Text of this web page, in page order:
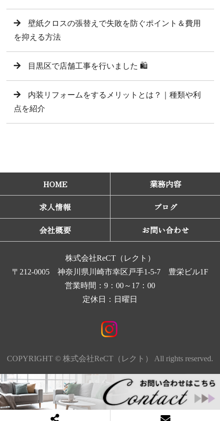
壁紙クロスの張替えで失敗を防ぐポイント＆費用
を抑える方法
目黒区で店舗工事を行いました 🛍️
内装リフォームをするメリットとは？｜種類や利
点を紹介
HOME
業務内容
求人情報
ブログ
会社概要
お問い合わせ
株式会社ReCT（レクト）
〒212-0005 神奈川県川崎市幸区戸手1-5-7 豊栄ビル1F
営業時間：9：00～17：00
定休日：日曜日
COPYRIGHT © 株式会社ReCT（レクト） All rights reserved.